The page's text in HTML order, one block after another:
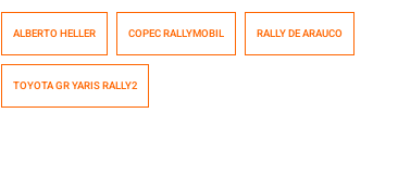
Arauco, tercera fecha válida del Copec RallyMobil 2026,
general. El piloto angelino lideró las acciones de
ALBERTO HELLER COPEC RALLYMOBIL RALLY DE ARAUCO
TOYOTA GR YARIS RALLY2